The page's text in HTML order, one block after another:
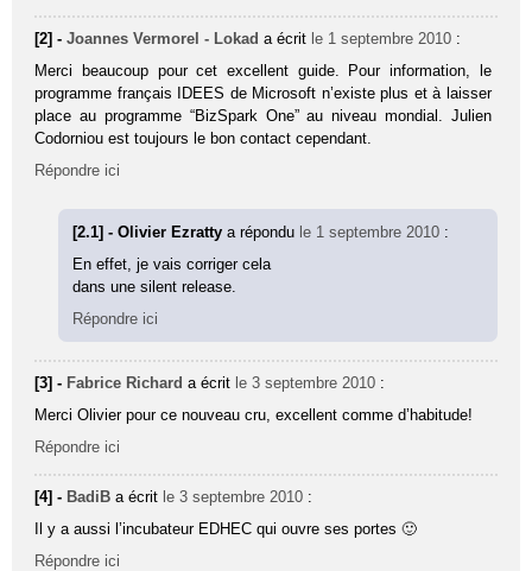
[2] -Joannes Vermorel - Lokad a écrit le 1 septembre 2010 :
Merci beaucoup pour cet excellent guide. Pour information, le
programme français IDEES de Microsoft n’existe plus et à laisser
place au programme “BizSpark One” au niveau mondial. Julien
Codorniou est toujours le bon contact cependant.
Répondre ici
[2.1] - Olivier Ezrattya répondu le 1 septembre 2010 :
En effet, je vais corriger cela
dans une silent release.
Répondre ici
[3] - Fabrice Richard a écrit le 3 septembre 2010 :
Merci Olivier pour ce nouveau cru, excellent comme d’habitude!
Répondre ici
[4] - BadiB a écrit le 3 septembre 2010 :
Il y a aussi l’incubateur EDHEC qui ouvre ses portes 🙂
Répondre ici